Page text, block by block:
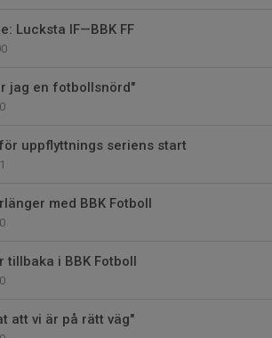
Lucksta IF—BBK FF
jag en fotbollsnörd"
uppflyttnings seriens start
med BBK Fotboll
tillbaka i BBK Fotboll
att vi är på rätt väg"